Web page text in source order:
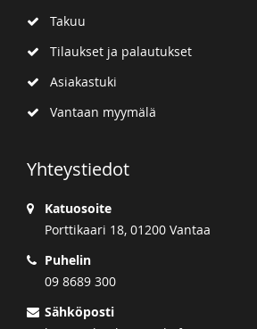
Takuu
Tilaukset ja palautukset
Asiakastuki
Vantaan myymälä
Yhteystiedot
Katuosoite
Porttikaari 18, 01200 Vantaa
Puhelin
09 8689 300
Sähköposti